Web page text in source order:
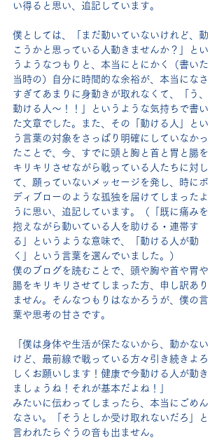
い得ると思い、追記しています。
僕としては、「まだ動いていないけれど、動
こうかと思っている人動きませんか？」とい
うようなつもりと、本当にとにかく（書いた
当時の）自分に時間的な余裕が、本当になさ
すぎてあまりに身動きが取れなくて、「う、
動ける人〜！！」というような気持ちで書い
た文章でした。また、その「動ける人」とい
う言葉の対象をさっぱり明確にしていなかっ
たことで、今、すでに頭と胸と首と胃と腸を
キリキリさせながら戦っている人たちに対し
て、願っていないメッセージを発し、時にボ
ディブローのような孤独を届けてしまったよ
うに思い、追記しています。（「既に痛みを
抱えながら動いている人を助ける・連帯す
る」というような意味で、「動ける人が動
く」という言葉を選んでいました。）
僕のブログを読むことで、頭や胸や首や胃や
腸をキリキリさせてしまった方、申し訳あり
ません。そんなつもりはなかろうが、僕の言
葉や思考の甘さです。
「僕は身体や生活が保たないから、動かない
けど、最前線で戦っている方々引き続きよろ
しくお願いします！健康で今動ける人が動き
ましょうね！それが基本だよね！」
みたいに伝わってしまったら、本当にごめん
なさい。「そうとしか受け取れないだろ」と
言われたらぐうの音も出ません。